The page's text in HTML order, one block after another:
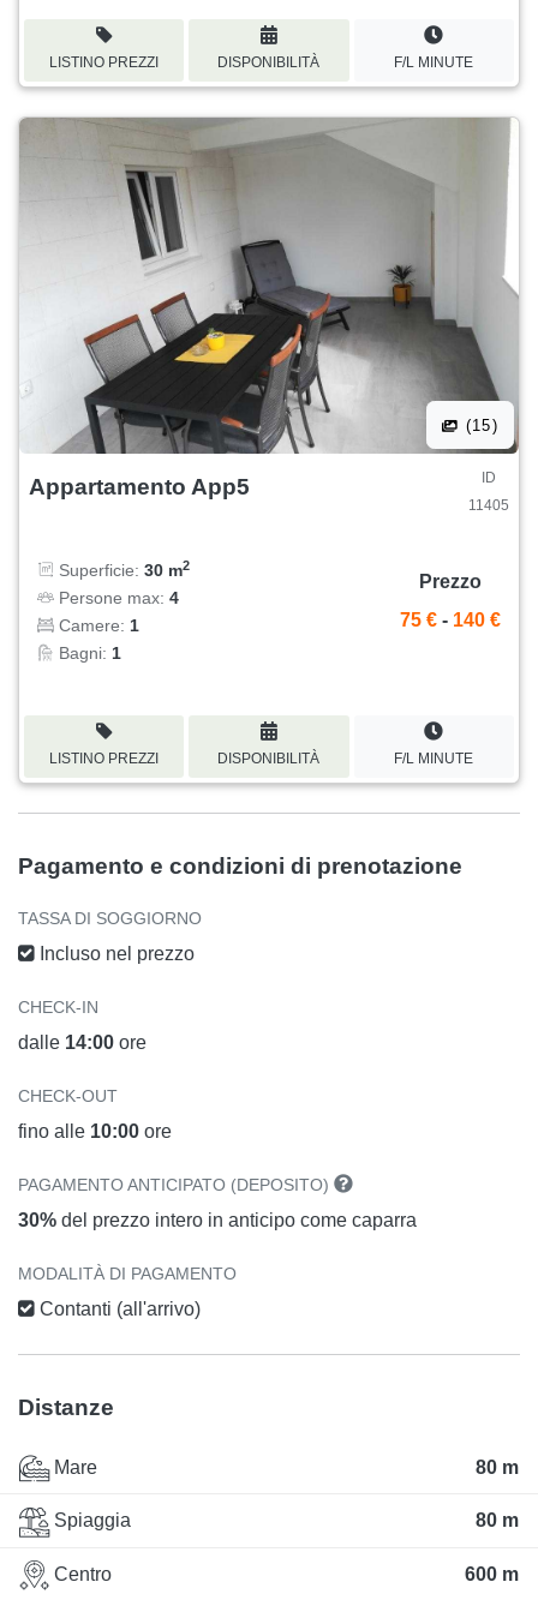
LISTINO PREZZI DISPONIBILITÀ F/L MINUTE
(15)
Appartamento App5
ID
11405
Superficie: 30 m2
Persone max: 4
Camere: 1
Bagni: 1
Prezzo
75 € - 140 €
LISTINO PREZZI DISPONIBILITÀ F/L MINUTE
Pagamento e condizioni di prenotazione
TASSA DI SOGGIORNO
Incluso nel prezzo
CHECK-IN
dalle 14:00 ore
CHECK-OUT
fino alle 10:00 ore
PAGAMENTO ANTICIPATO (DEPOSITO)
30% del prezzo intero in anticipo come caparra
MODALITÀ DI PAGAMENTO
Contanti (all'arrivo)
Distanze
Mare 80 m
Spiaggia 80 m
Centro 600 m